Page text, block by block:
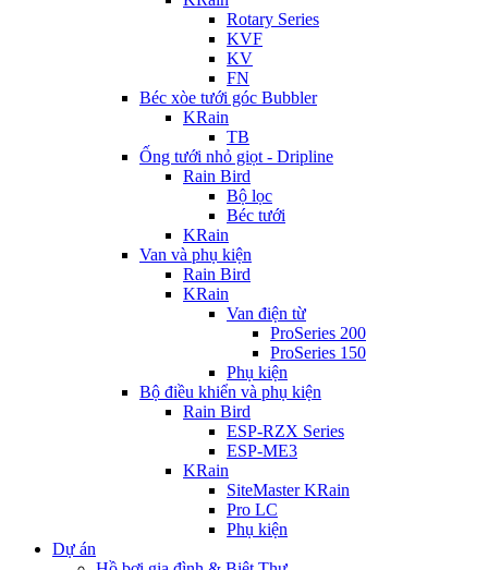
Rotary Series
KVF
KV
FN
Béc xòe tưới góc Bubbler
KRain
TB
Ống tưới nhỏ giọt - Dripline
Rain Bird
Bộ lọc
Béc tưới
KRain
Van và phụ kiện
Rain Bird
KRain
Van điện từ
ProSeries 200
ProSeries 150
Phụ kiện
Bộ điều khiển và phụ kiện
Rain Bird
ESP-RZX Series
ESP-ME3
KRain
SiteMaster KRain
Pro LC
Phụ kiện
Dự án